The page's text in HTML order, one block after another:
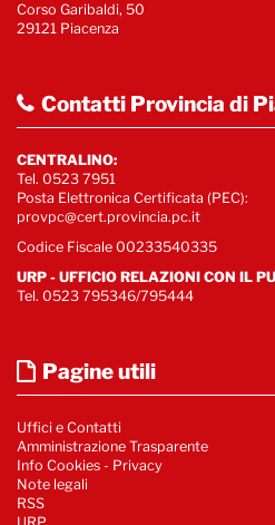
Corso Garibaldi, 50
29121 Piacenza
Contatti Provincia di
CENTRALINO:
Tel. 0523 7951
Posta Elettronica Certificata (PEC):
provpc@cert.provincia.pc.it
Codice Fiscale 00233540335
URP - UFFICIO RELAZIONI CON IL
Tel. 0523 795346/795444
Pagine utili
Uffici e Contatti
Amministrazione Trasparente
Info Cookies - Privacy
Note legali
RSS